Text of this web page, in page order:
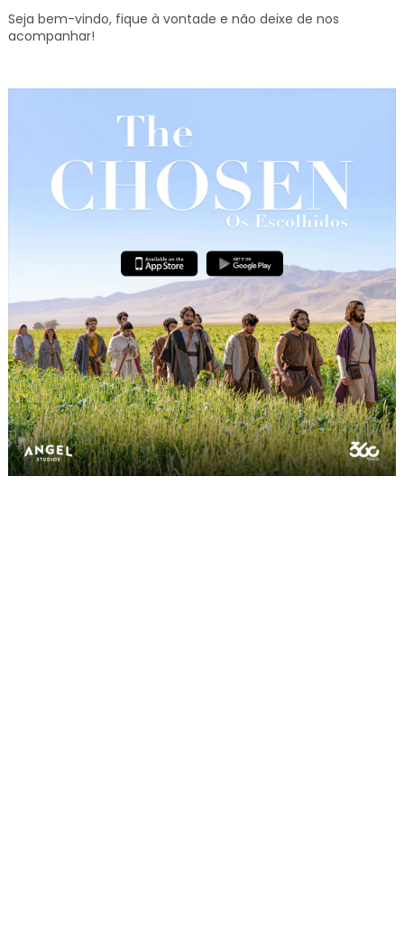
Seja bem-vindo, fique à vontade e não deixe de nos
acompanhar!